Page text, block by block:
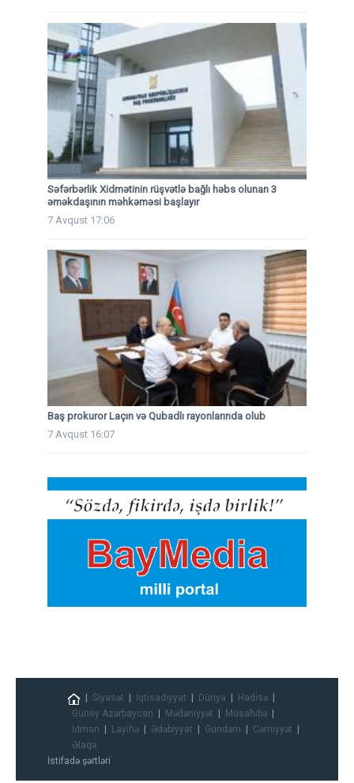
Səfərbərlik Xidmətinin rüşvətlə bağlı həbs olunan 3
əməkdaşının məhkəməsi başlayır
7 Avqust 17:06
Baş prokuror Laçın və Qubadlı rayonlarında olub
7 Avqust 16:07
Siyasət İqtisadiyyat Dünya
Hadisə
Güney Azərbaycan
Mədəniyyət
Müsahibə
İdman
Layihə Ədəbiyyat Gündəm
Cəmiyyət
Əlaqə
İstifadə şərtləri